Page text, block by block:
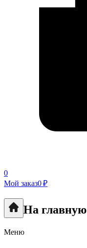
0
Мой заказ0 ₽
На главную
Меню